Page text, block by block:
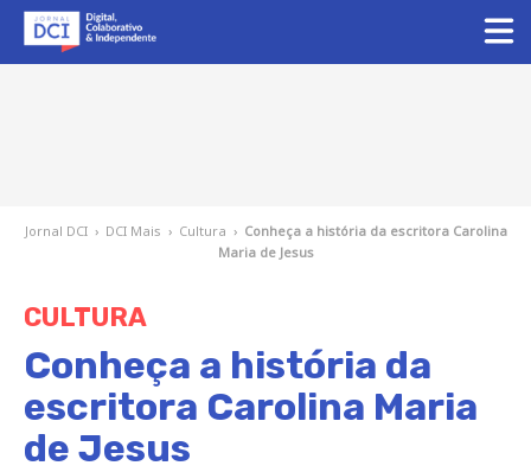
Jornal DCI › DCI Mais › Cultura › Conheça a história da escritora Carolina
Maria de Jesus
CULTURA
Conheça a história da
escritora Carolina Maria
de Jesus